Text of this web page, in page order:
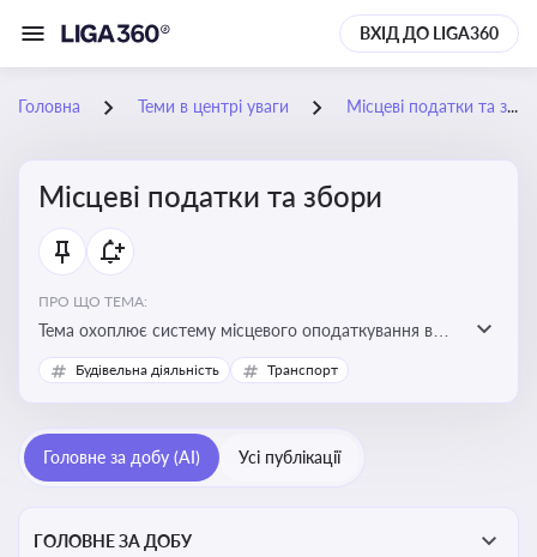
ВХІД ДО LIGA360
Головна Теми в центрі уваги Місцеві податки та збори
Місцеві податки та збори
ПРО ЩО ТЕМА:
Тема охоплює систему місцевого оподаткування в
Україні, включаючи туристичний збір, плату за
земельні ділянки, за паркування транспорту
Будівельна діяльність Транспорт
Головне за добу (AI) Усі публікації
ГОЛОВНЕ ЗА ДОБУ